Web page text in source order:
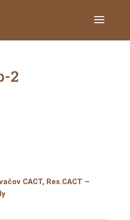
2
CACT, Res.CACT –